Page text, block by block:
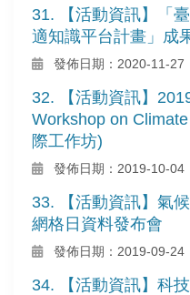
31. 【活動資訊】「
適知識平台計畫」成
發佈日期：2020-11-27
32. 【活動資訊】
Workshop on
際工作坊)
發佈日期：2019-10-04
33. 【活動資訊】氣
網格日資料發布會
發佈日期：2019-09-24
34. 【活動資訊】科